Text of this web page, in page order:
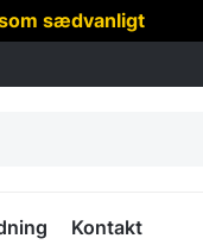
sædvanligt
Kontakt